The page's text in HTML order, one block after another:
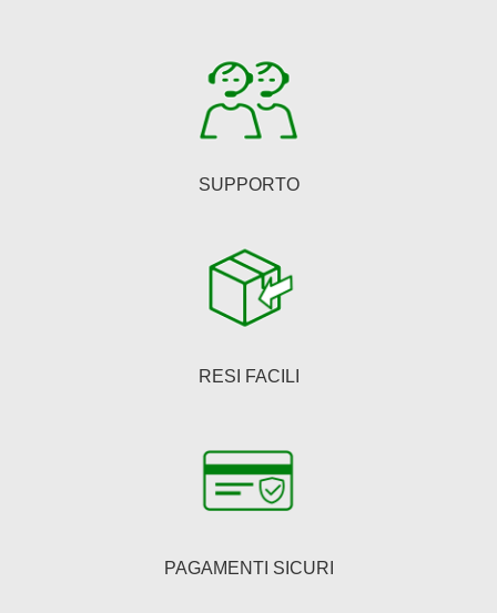
pagina
prodotto
SUPPORTO
RESI FACILI
PAGAMENTI SICURI